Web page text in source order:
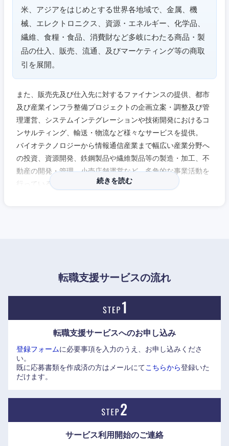
米、アジアをはじめとする世界各地域で、金属、機
械、エレクトロニクス、資源・エネルギー、化学品、
繊維、食糧・食品、消費財など多岐にわたる商品・製
品の仕入、販売、流通、及びマーケティング等の商取
引を展開。
また、販売先及び仕入先に対するファイナンスの提供、都市
及び産業インフラ整備プロジェクトの企画立案・調整及び管
理運営、システムインテグレーションや技術開発におけるコ
ンサルティング、輸送・物流など様々なサービスを提供。
バイオテクノロジーから情報通信産業まで幅広い産業分野へ
の投資、資源開発、鉄鋼製品や繊維製品等の製造・加工、不
動産の開発・管理、小売店舗運営など、多角的な事業活動を
行っている。
従って、募集ポジションの職務を担えるスペシャリティが最
求められます。
●入社後の海外駐在等は、お子さんがいる場合は年齢やタイ
ミング、ご本人のキャリアステップイメージを考慮し、十分
に相談の上、配慮致します。
※実際にワーキングマザーの入社事例もあります。
続きを読む
転職支援サービスの流れ
転職支援サービスへのお申し込み
登録フォームに必要事項を入力のうえ、お申し込みくださ
い。
既に応募書類を作成済の方はメールにてこちらから登録いた
だけます。
サービス利用開始のご連絡
近畿地方
滋賀県 京都府